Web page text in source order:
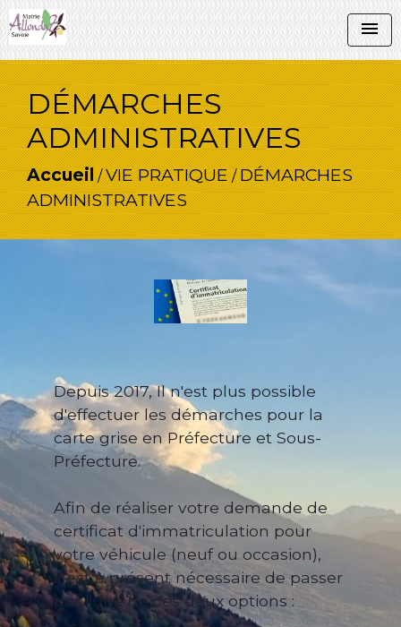
menu
DÉMARCHES
ADMINISTRATIVES
Accueil/VIE PRATIQUE/DÉMARCHES
ADMINISTRATIVES
Depuis 2017, Il n'est plus possible
d'effectuer les démarches pour la
carte grise en Préfecture et Sous-
Préfecture.
Afin de réaliser votre demande de
certificat d'immatriculation pour
votre véhicule (neuf ou occasion),
il est à présent nécessaire de passer
par l'une de ces deux options :